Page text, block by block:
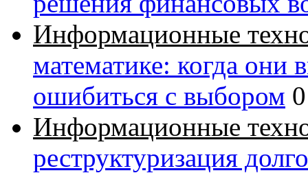
Информационные
математике: когда они
ошибиться с выбором 0
Информационные
реструктуризация